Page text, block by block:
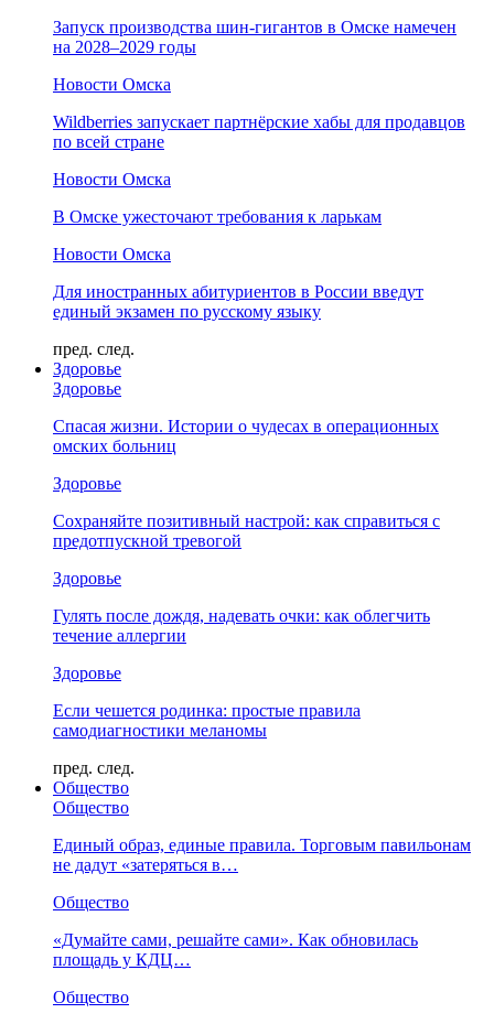
Запуск производства шин-гигантов в Омске намечен
на 2028–2029 годы
Новости Омска
Wildberries запускает партнёрские хабы для продавцов
по всей стране
Новости Омска
В Омске ужесточают требования к ларькам
Новости Омска
Для иностранных абитуриентов в России введут
единый экзамен по русскому языку
пред. след.
Здоровье
Здоровье
Спасая жизни. Истории о чудесах в операционных
омских больниц
Здоровье
Сохраняйте позитивный настрой: как справиться с
предотпускной тревогой
Здоровье
Гулять после дождя, надевать очки: как облегчить
течение аллергии
Здоровье
Если чешется родинка: простые правила
самодиагностики меланомы
пред. след.
Общество
Общество
Единый образ, единые правила. Торговым павильонам
не дадут «затеряться в…
Общество
«Думайте сами, решайте сами». Как обновилась
площадь у КДЦ…
Общество